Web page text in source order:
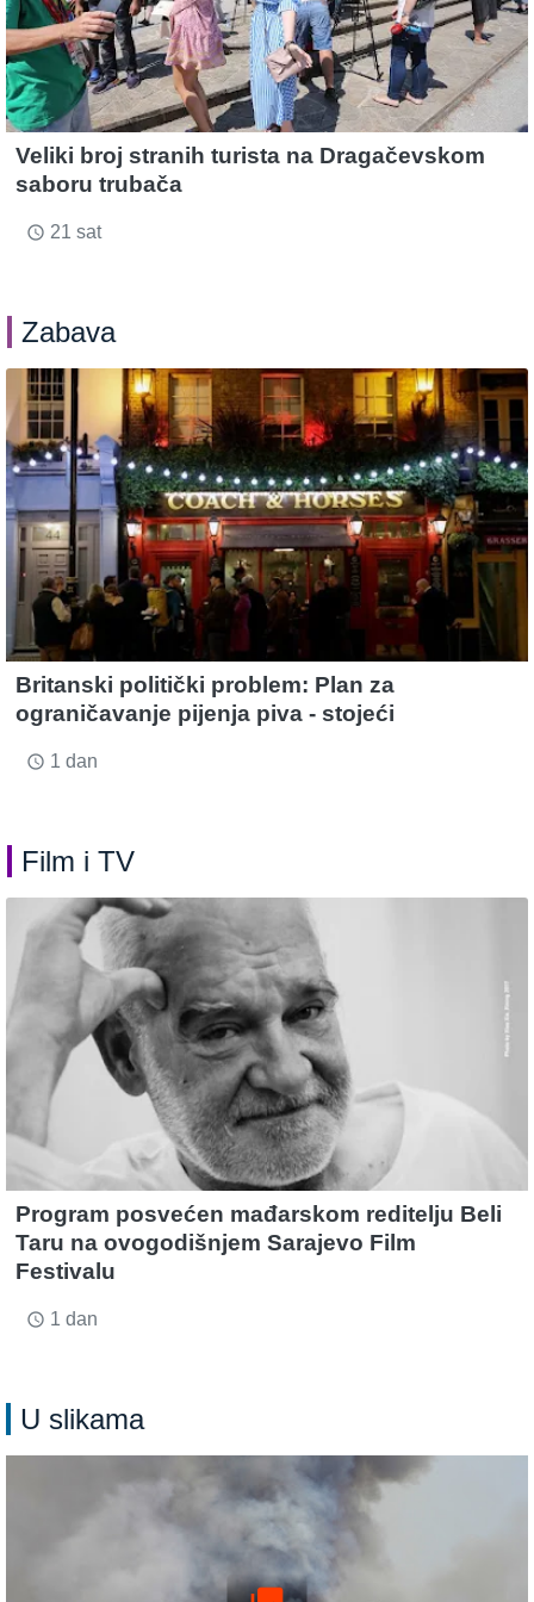
Veliki broj stranih turista na Dragačevskom
saboru trubača
access_time 21 sat
Zabava
Britanski politički problem: Plan za
ograničavanje pijenja piva - stojeći
access_time 1 dan
Film i TV
Program posvećen mađarskom reditelju Beli
Taru na ovogodišnjem Sarajevo Film
Festivalu
access_time 1 dan
U slikama